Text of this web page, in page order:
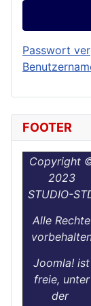
Passwort
FOOTER
Copyright
2023
STUDIO-
Alle Rechte
Joomla! ist
freie, unter
der